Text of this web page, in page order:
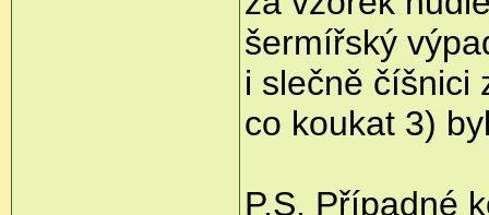
šermířský
i slečně číšnici
co koukat 3)
P.S. Případné